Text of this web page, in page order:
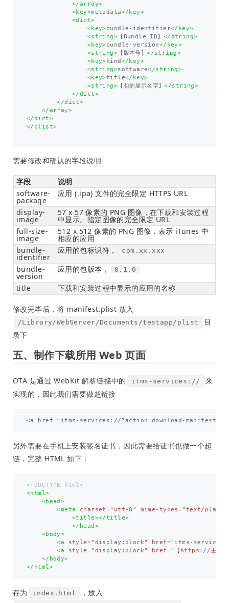
</array>
<key>metadata</key>
<dict>
<key> bundle-identifier</key>
<string> 【Bundle ID】 </string>
<key> bundle-version</key>
<string> 【版本号】</string>
<key> kind </key>
<string>software</string>
<key>title</key>
<string> 【包的显示名字】</string>
</dict>
</dict>
</array>
</dict>
</plist>
需要修改和确认的字段说明
字段
说明
software-
package
应用 (.ipa) 文件的完全限定 HTTPS URL
display-
image
57 x 57 像素的 PNG 图像，在下载和安装过程
中显示。指定图像的完全限定 URL
full-size-
image
512 x 512 像素的 PNG 图像，表示 iTunes 中
相应的应用
bundle-
identifier
应用的包标识符， com.xx.xxx
bundle-
version
应用的包版本， 0.1.0
title 下载和安装过程中显示的应用的名称
修改完毕后，将 manifest.plist 放入
/Library/WebServer/Documents/testapp/plist
目
录下
五、制作下载所用 Web 页面
OTA 是通过 WebKit 解析链接中的 itms-services://
来
实现的，因此我们需要做超链接
另外需要在手机上安装签名证书，因此需要给证书也做一个超
链，完整 HTML 如下：
<!DOCTYPE html>
<html>
<head>
<meta
charset="utf-8" mime-types="text/plain"
<title></title>
</head>
<body>
<a
style="display:block" href="itms-
<a
style="display:block" href="【https://主机
</body>
</html>
存为 index.html ，放入